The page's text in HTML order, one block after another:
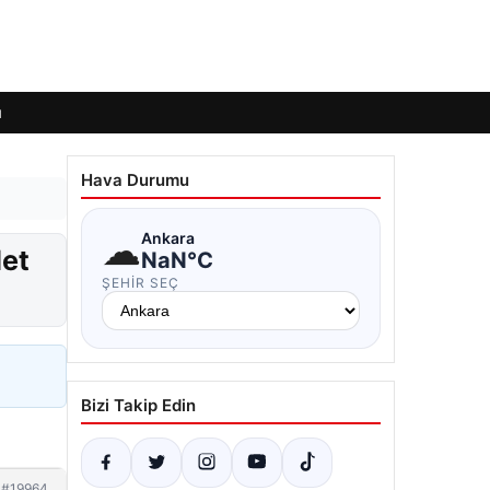
Hava Durumu
☁Ankara
NaN°C
ŞEHIR SEÇ
Bizi Takip Edin